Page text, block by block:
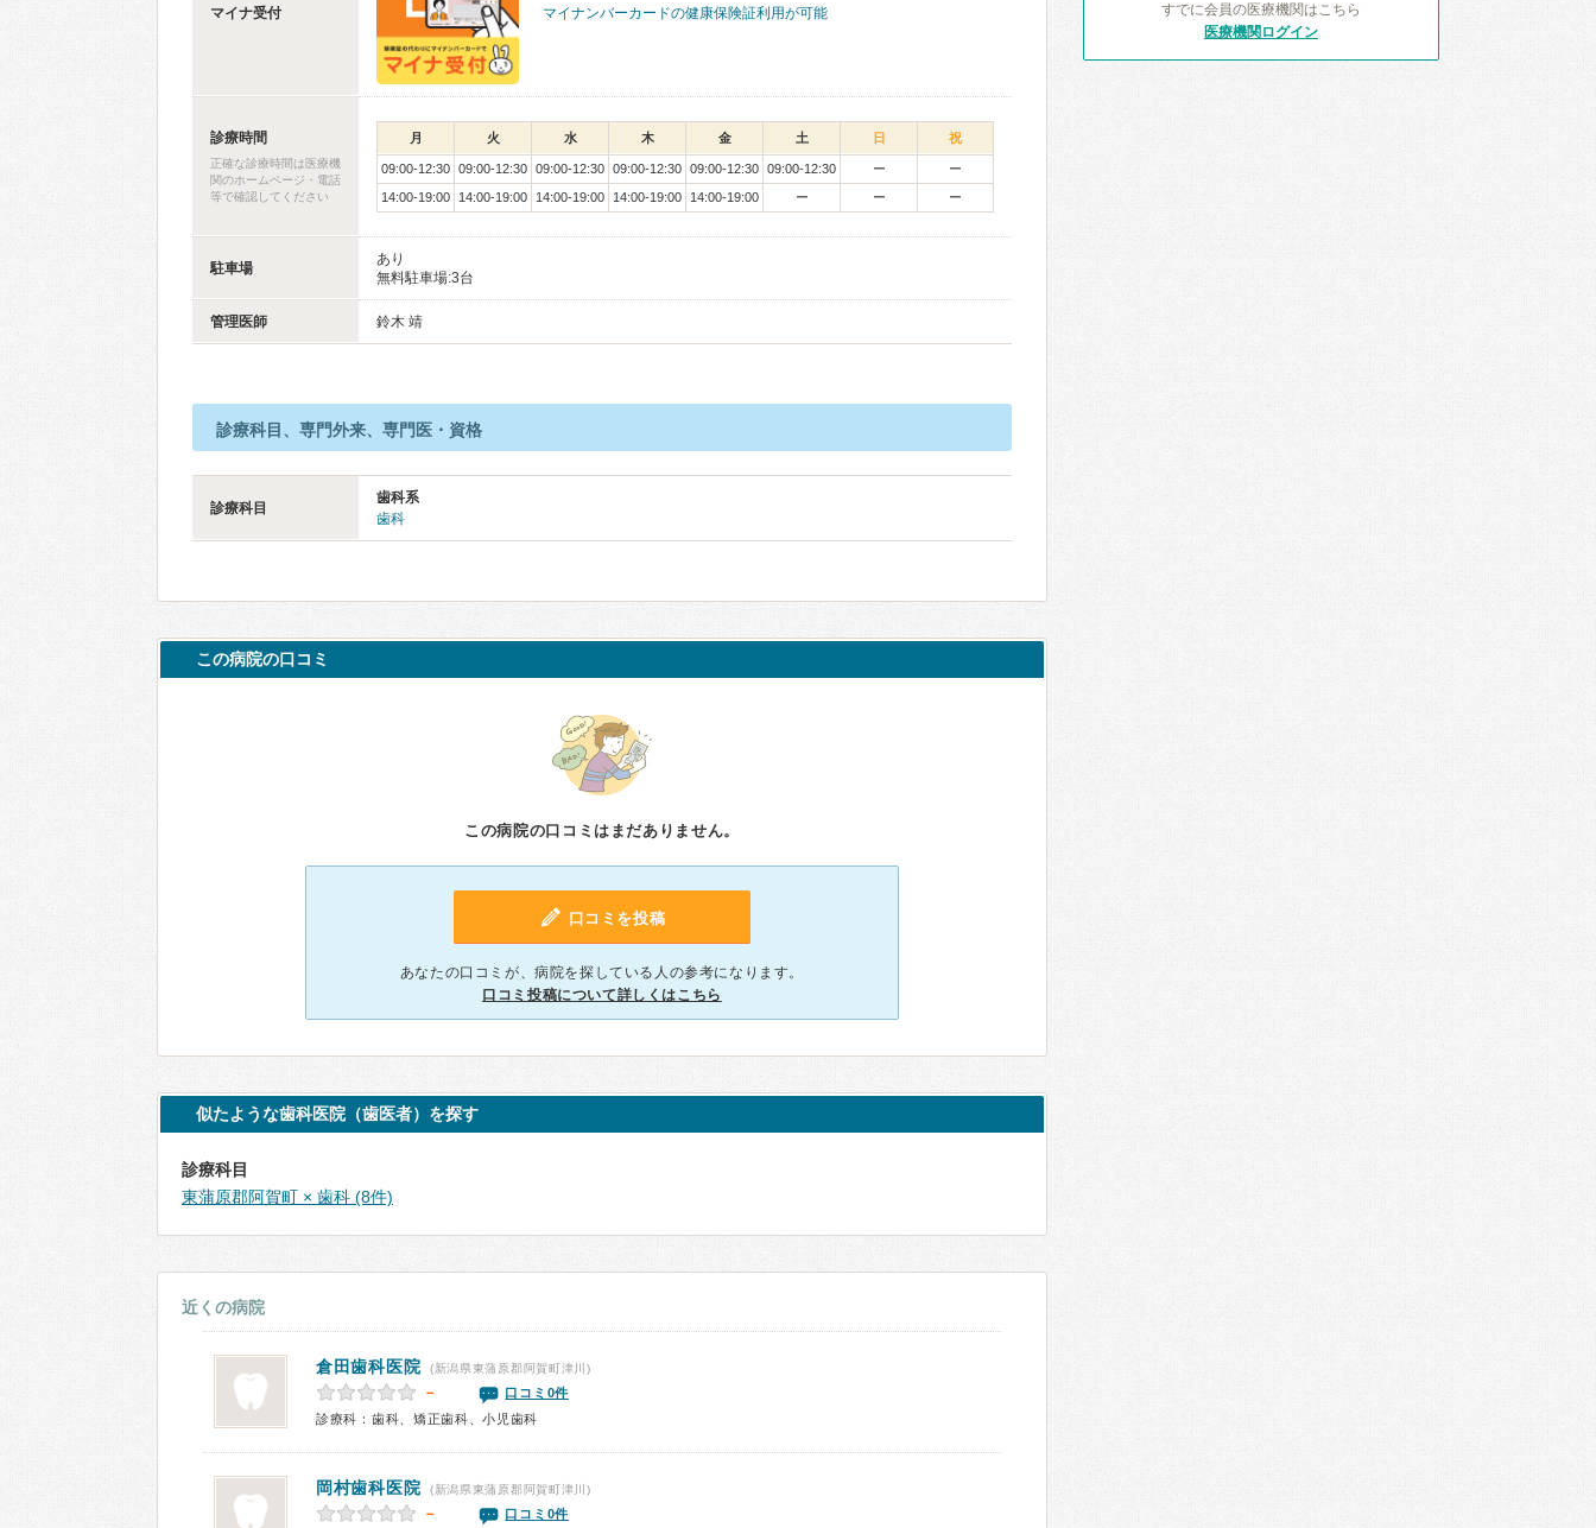
マイナ受付 マイナンバーカードの健康保険証利用が可能
診療時間
正確な診療時間は医療機
関のホームページ・電話
等で確認してください
月 火 水 木 金 土 日 祝
09:00-12:30 09:00-12:30 09:00-12:30 09:00-12:30 09:00-12:30 09:00-12:30 ー
ー
14:00-19:00
14:00-19:00 14:00-19:00 14:00-19:00 14:00-19:00 ー ー ー
駐車場
あり
無料駐車場:3台
管理医師 鈴木 靖
診療科目、専門外来、専門医・資格
診療科目
歯科系
歯科
この病院の口コミ
この病院の口コミはまだありません。
口コミを投稿
あなたの口コミが、病院を探している人の参考になります。
口コミ投稿について詳しくはこちら
似たような歯科医院（歯医者）を探す
診療科目
東蒲原郡阿賀町 × 歯科 (8件)
近くの病院
倉田歯科医院 (新潟県東蒲原郡阿賀町津川)
－
口コミ0件
診療科：歯科、矯正歯科、小児歯科
岡村歯科医院 (新潟県東蒲原郡阿賀町津川)
－
口コミ0件
すでに会員の医療機関はこちら
医療機関ログイン